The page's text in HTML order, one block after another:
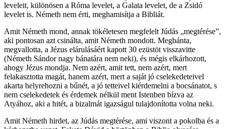
leveleit, különösen a Róma levelet, a Galata levelet, de a Zsidó
levelet is. Németh nem érti, meghamisítja a Bibliát.
Amit Németh mond, annak tökéletesen megfelelt Júdás „megtérése”,
aki pontosan azt csinálta, amit Németh mondott. Megbánta,
megvallotta, a Jézus elárulásáért kapott 30 ezüstöt visszavitte
(Németh Sándor nagy bánatára nem neki), és mégis elkárhozott,
ahogy Jézus mondja. Nem azért, amit tett, nem azért, mert
felakasztotta magát, hanem azért, mert a saját jó cselekedeteivel
akarta helyrehozni a bűnét, a jó tetteivel kiérdemelni a bocsánatot, s
nem cselekedetek és érdemek nélkül ment Istenben bízva az
Atyához, aki a hitét, a bizalmát igazságul tulajdonította volna neki.
Amit Németh hirdet, az Júdás megtérése, ami viszont a pokolba és a